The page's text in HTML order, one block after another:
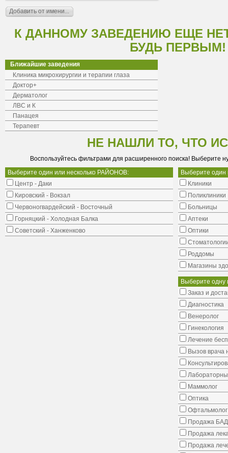
К ДАННОМУ ЗАВЕДЕНИЮ ЕЩЕ
БУДЬ ПЕРВЫМ!
Ближайшие заведения
Клиника микрохирургии и терапии глаза
Доктор+
Дерматолог
ЛВС и К
Панацея
Терапевт
НЕ НАШЛИ ТО, ЧТО
Воспользуйтесь фильтрами для расширенного поиска! Выберите
Выберите один или несколько РАЙОНОВ:
Центр - Даки
Кировский - Вокзал
Червоногвардейский - Восточный
Горняцкий - Холодная Балка
Советский - Ханженково
Выберите
Клиники
Поликлиники
Больницы
Аптеки
Оптики
Роддомы
Магазины
Выберите одну
Заказ и
Диагностика
Венеролог
Гинекология
Лечение
Вызов врача
Маммолог
Оптика
Офтальмолог
Продажа
Продажа
Продажа